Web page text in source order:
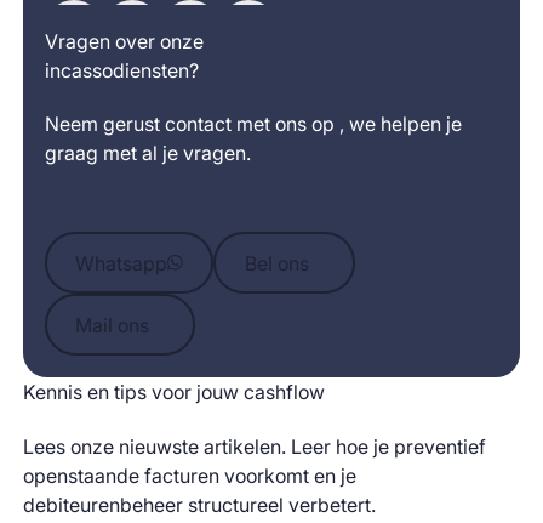
Vragen over onze
incassodiensten?
Neem gerust contact met ons op , we helpen je
graag met al je vragen.
Whatsapp
Whatsapp
Bel ons
Bel ons
Mail ons
Mail ons
Kennis en tips voor jouw cashflow
Lees onze nieuwste artikelen. Leer hoe je preventief
openstaande facturen voorkomt en je
debiteurenbeheer structureel verbetert.